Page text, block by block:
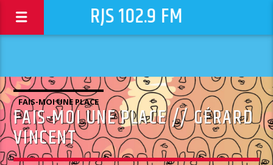
RJS 102.9 FM
FAIS-MOI UNE PLACE
FAIS-MOI UNE PLACE // GÉRARD
VINCENT